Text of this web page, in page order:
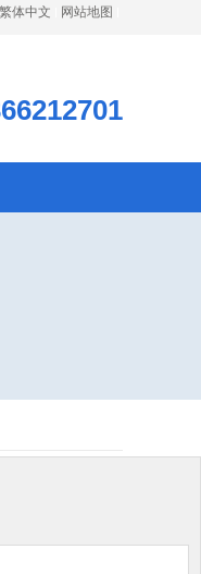
繁体中文 网站地图